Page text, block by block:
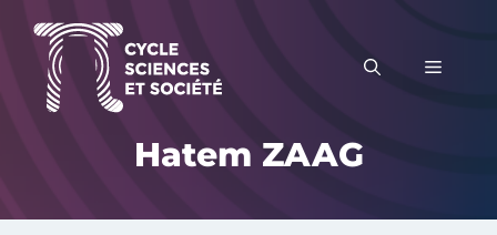
contenu
MENU
Hatem ZAAG